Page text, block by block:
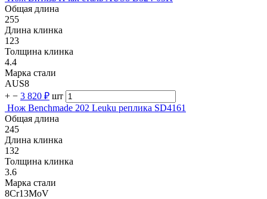
Общая длина
255
Длина клинка
123
Толщина клинка
4.4
Марка стали
AUS8
+ − 3 820 ₽ шт
Нож Benchmade 202 Leuku реплика SD4161
Общая длина
245
Длина клинка
132
Толщина клинка
3.6
Марка стали
8Cr13MoV